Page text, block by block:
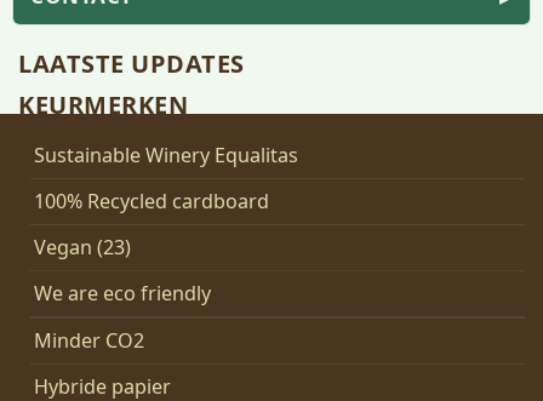
LAATSTE UPDATES
KEURMERKEN
Sustainable Winery Equalitas
100% Recycled cardboard
Vegan (23)
We are eco friendly
Minder CO2
Hybride papier